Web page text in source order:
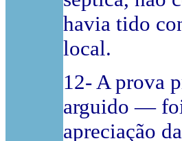
havia tido
local.
12- A prova
arguido — foi
apreciação